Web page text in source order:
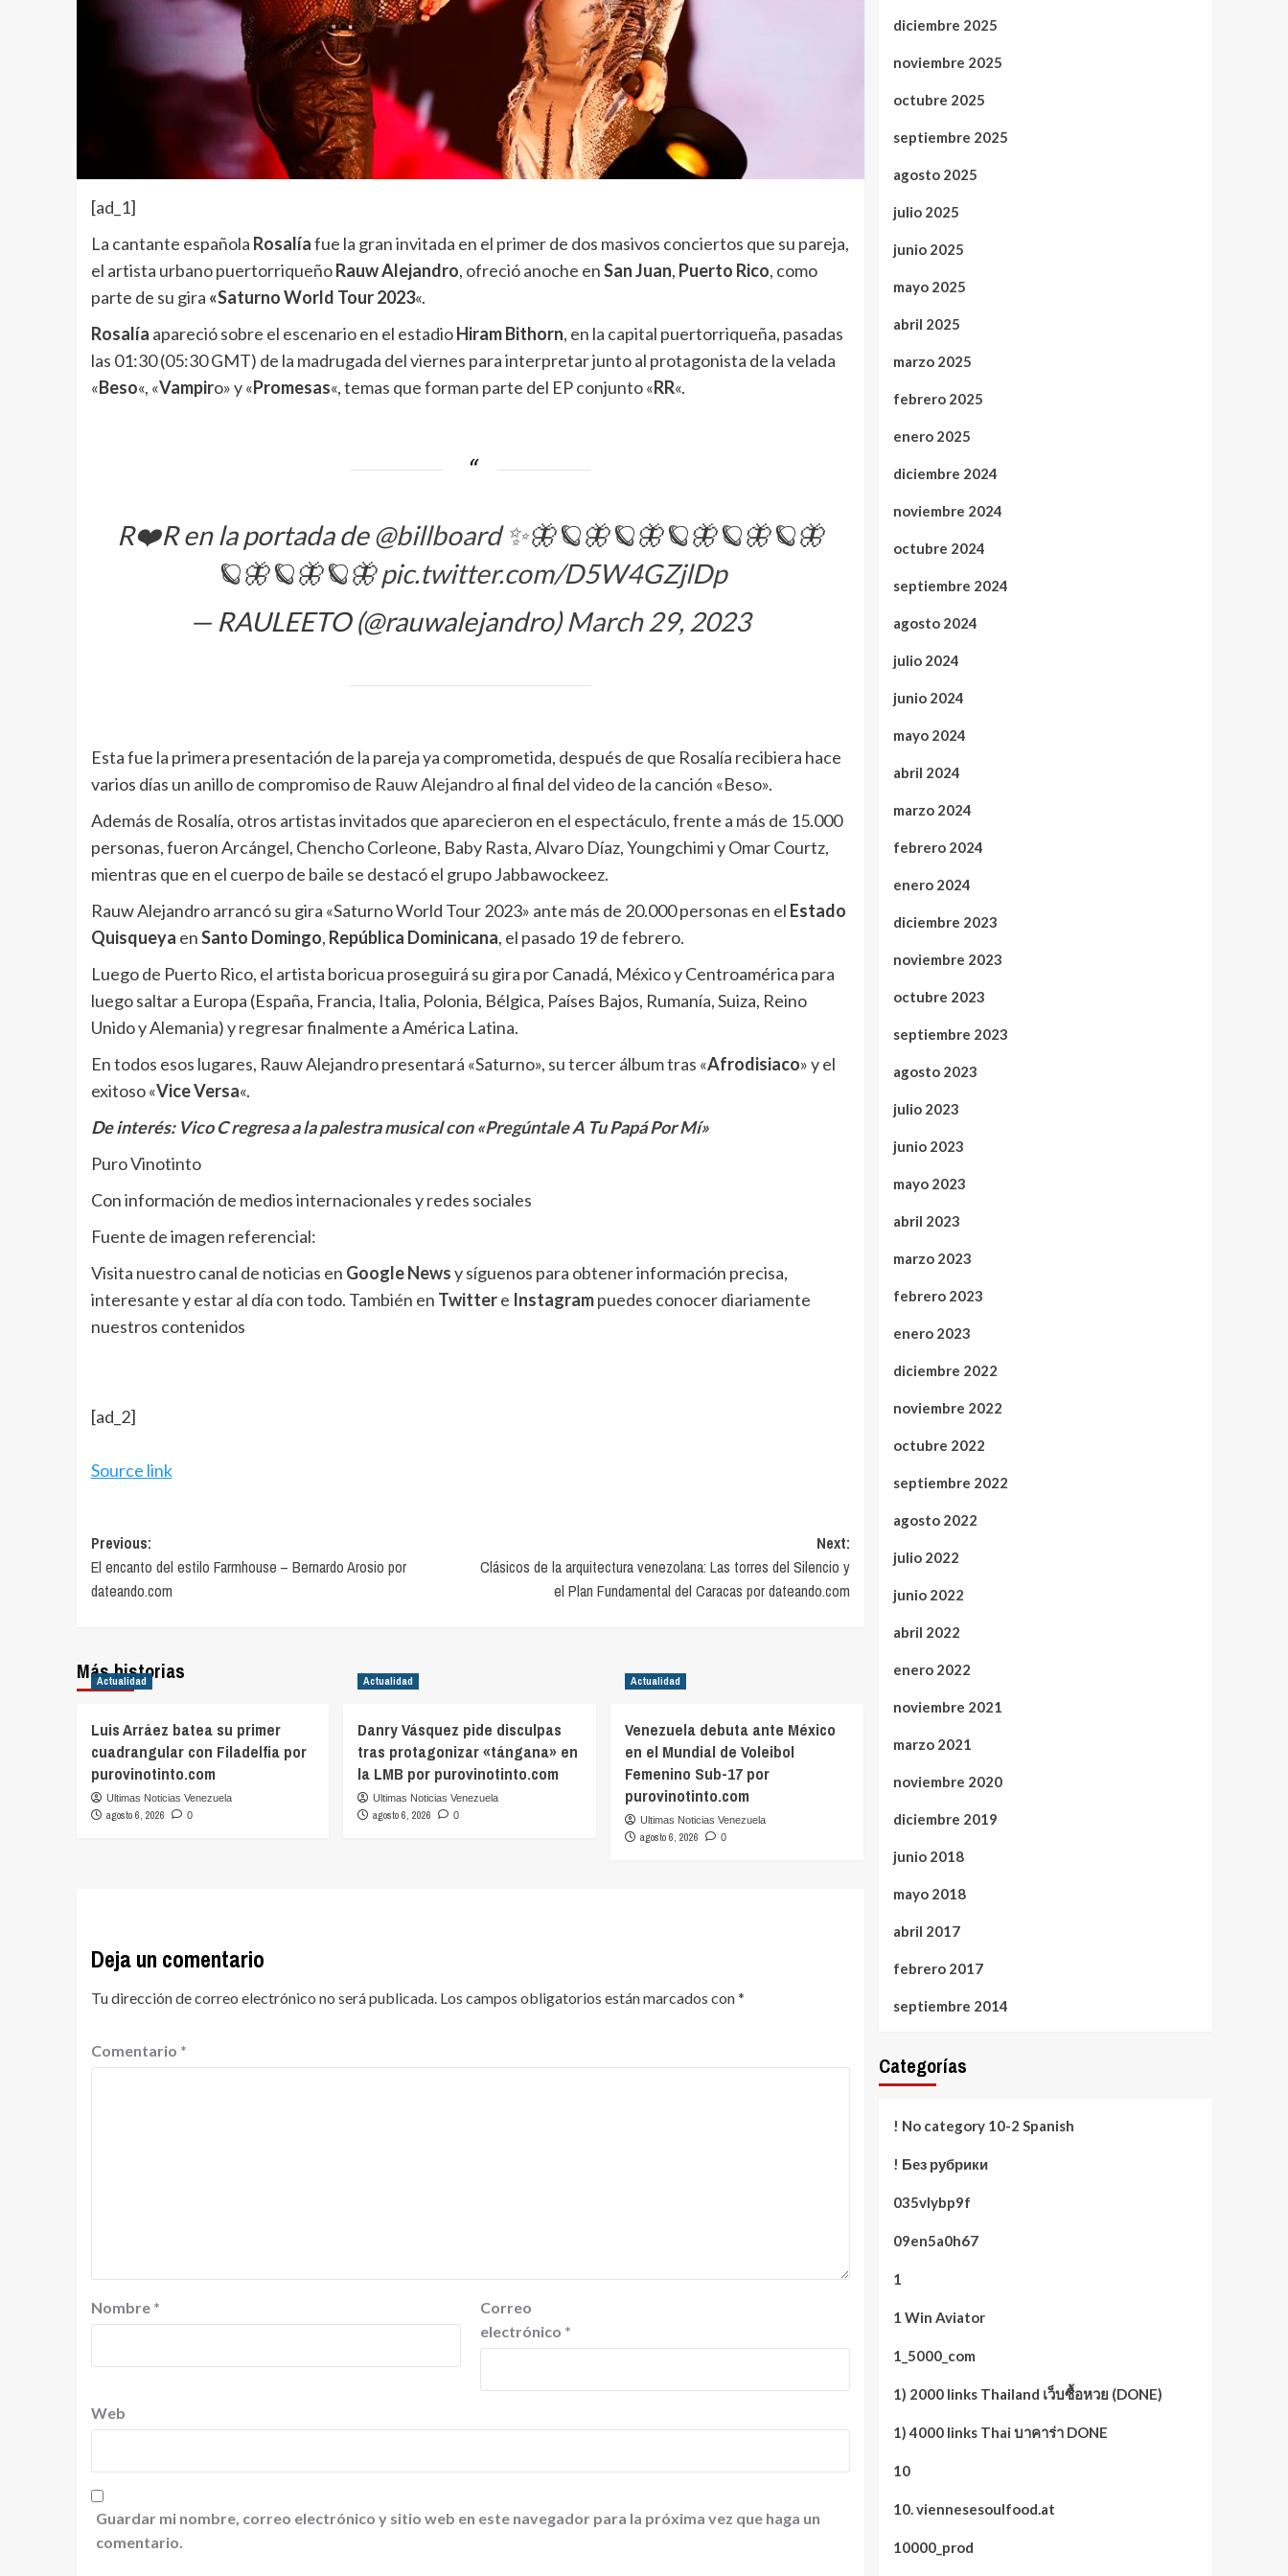
[ad_1]
La cantante española Rosalíafue la gran invitada en el primer de dos masivos conciertos que su pareja,
el artista urbano puertorriqueñoRauw Alejandro, ofreció anoche enSan Juan, Puerto Rico, como
parte de su gira «Saturno World Tour 2023«.
Rosalía apareció sobre el escenario en el estadioHiram Bithorn, en la capital puertorriqueña, pasadas
las 01:30 (05:30 GMT) de la madrugada del viernes para interpretar junto al protagonista de la velada
«Beso«, «Vampiro» y «Promesas«, temas que forman parte del EP conjunto «RR«.
R❤️R en la portada de@billboard✨🦋🪐🦋🪐🦋🪐🦋🪐🦋🪐🦋
🪐🦋🪐🦋🪐🦋pic.twitter.com/D5W4GZjlDp
— RAULEETO (@rauwalejandro)March 29, 2023
Esta fue la primera presentación de la pareja ya comprometida, después de que Rosalía recibiera hace
varios días un anillo de compromiso de Rauw Alejandroal final del video de la canción «Beso».
Además de Rosalía, otros artistas invitados que aparecieron en el espectáculo, frente a más de 15.000
personas, fueron Arcángel, Chencho Corleone, Baby Rasta, Alvaro Díaz, Youngchimi y Omar Courtz,
mientras que en el cuerpo de baile se destacó el grupo Jabbawockeez.
Rauw Alejandro arrancó su gira «Saturno World Tour 2023» ante más de 20.000 personas en el Estado
Quisqueya enSanto Domingo, República Dominicana, el pasado 19 de febrero.
Luego de Puerto Rico, el artista boricua proseguirá su gira por Canadá, México y Centroamérica para
luego saltar a Europa (España, Francia, Italia, Polonia, Bélgica, Países Bajos, Rumanía, Suiza, Reino
Unido y Alemania) y regresar finalmente a América Latina.
En todos esos lugares, Rauw Alejandro presentará «Saturno», su tercer álbum tras «Afrodisiaco» y el
exitoso «Vice Versa«.
De interés: Vico C regresa a la palestra musical con «Pregúntale A Tu Papá Por Mí»
Puro Vinotinto
Con información de medios internacionales y redes sociales
Fuente de imagen referencial:
Visita nuestro canal de noticias en Google Newsy síguenos para obtener información precisa,
interesante y estar al día con todo. También en Twittere Instagrampuedes conocer diariamente
nuestros contenidos
[ad_2]
Source link
Post
navigation
Previous:
El encanto del estilo Farmhouse – Bernardo Arosio por
dateando.com
Next:
Clásicos de la arquitectura venezolana: Las torres del Silencio y
el Plan Fundamental del Caracas por dateando.com
Más historias
Actualidad
Luis Arráez batea su primer
cuadrangular con Filadelfia por
purovinotinto.com
Ultimas Noticias Venezuela
agosto 6, 2026 0
Actualidad
Danry Vásquez pide disculpas
tras protagonizar «tángana» en
la LMB por purovinotinto.com
Ultimas Noticias Venezuela
agosto 6, 2026 0
Actualidad
Venezuela debuta ante México
en el Mundial de Voleibol
Femenino Sub-17 por
purovinotinto.com
Ultimas Noticias Venezuela
agosto 6, 2026 0
Deja un comentario
Tu dirección de correo electrónico no será publicada. Los campos obligatorios están marcados con*
Comentario *
Nombre *
Correo
electrónico *
Web
Guardar mi nombre, correo electrónico y sitio web en este navegador para la próxima vez que haga un
comentario.
diciembre 2025
noviembre 2025
octubre 2025
septiembre 2025
agosto 2025
julio 2025
junio 2025
mayo 2025
abril 2025
marzo 2025
febrero 2025
enero 2025
diciembre 2024
noviembre 2024
octubre 2024
septiembre 2024
agosto 2024
julio 2024
junio 2024
mayo 2024
abril 2024
marzo 2024
febrero 2024
enero 2024
diciembre 2023
noviembre 2023
octubre 2023
septiembre 2023
agosto 2023
julio 2023
junio 2023
mayo 2023
abril 2023
marzo 2023
febrero 2023
enero 2023
diciembre 2022
noviembre 2022
octubre 2022
septiembre 2022
agosto 2022
julio 2022
junio 2022
abril 2022
enero 2022
noviembre 2021
marzo 2021
noviembre 2020
diciembre 2019
junio 2018
mayo 2018
abril 2017
febrero 2017
septiembre 2014
Categorías
! No category 10-2 Spanish
! Без рубрики
035vlybp9f
09en5a0h67
1
1 Win Aviator
1_5000_com
1) 2000 links Thailand เว็บซื้อหวย (DONE)
1) 4000 links Thai บาคาร่า DONE
10
10. viennesesoulfood.at
10000_prod